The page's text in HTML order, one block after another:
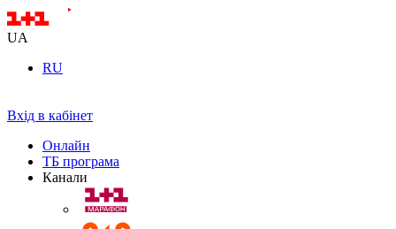
UA
RU
Вхід в кабінет
Онлайн
ТБ програма
Канали